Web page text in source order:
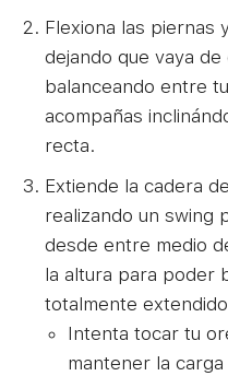
Flexiona las piernas
dejando que vaya
balanceando entre
acompañas
recta.
Extiende la cadera
realizando un swing
desde entre medio
la altura para poder
totalmente
Intenta tocar tu
mantener la